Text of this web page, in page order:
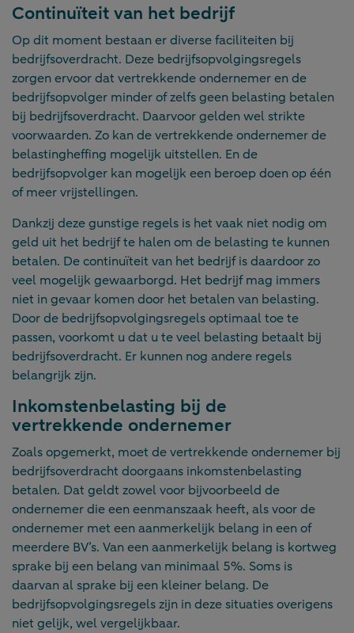
Continuïteit van het bedrijf
Op dit moment bestaan er diverse faciliteiten bij
bedrijfsoverdracht. Deze bedrijfsopvolgingsregels
zorgen ervoor dat vertrekkende ondernemer en de
bedrijfsopvolger minder of zelfs geen belasting betalen
bij bedrijfsoverdracht. Daarvoor gelden wel strikte
voorwaarden. Zo kan de vertrekkende ondernemer de
belastingheffing mogelijk uitstellen. En de
bedrijfsopvolger kan mogelijk een beroep doen op één
of meer vrijstellingen.
Dankzij deze gunstige regels is het vaak niet nodig om
geld uit het bedrijf te halen om de belasting te kunnen
betalen. De continuïteit van het bedrijf is daardoor zo
veel mogelijk gewaarborgd. Het bedrijf mag immers
niet in gevaar komen door het betalen van belasting.
Door de bedrijfsopvolgingsregels optimaal toe te
passen, voorkomt u dat u te veel belasting betaalt bij
bedrijfsoverdracht. Er kunnen nog andere regels
belangrijk zijn.
Inkomstenbelasting bij de
vertrekkende ondernemer
Zoals opgemerkt, moet de vertrekkende ondernemer bij
bedrijfsoverdracht doorgaans inkomstenbelasting
betalen. Dat geldt zowel voor bijvoorbeeld de
ondernemer die een eenmanszaak heeft, als voor de
ondernemer met een aanmerkelijk belang in een of
meerdere BV’s. Van een aanmerkelijk belang is kortweg
sprake bij een belang van minimaal 5%. Soms is
daarvan al sprake bij een kleiner belang. De
bedrijfsopvolgingsregels zijn in deze situaties overigens
niet gelijk, wel vergelijkbaar.